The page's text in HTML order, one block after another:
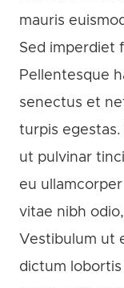
mauris
Sed imperdiet
Pellentesque
senectus et
turpis
ut pulvinar
eu
vitae nibh
Vestibulum ut
dictum